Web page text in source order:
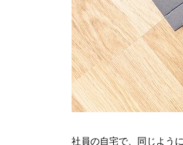
社員の自宅で、同じよう